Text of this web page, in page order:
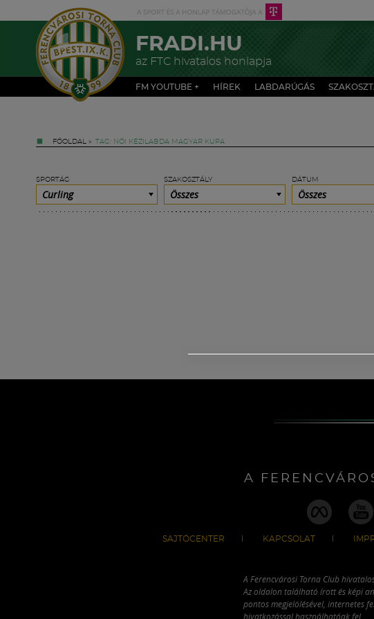
FRADI.HU
az FTC hivatalos honlapja
FM YOUTUBE + HÍREK LABDARÚGÁS
FŐOLDAL » TAG: NŐI KÉZILABDA MAGYAR KUPA
SPORTÁG
Curling
SZAKOSZTÁLY
Összes
DÁTUM
Összes
A
SAJTÓCENTER KAPCSOLAT
A Ferencvárosi Torna Club
Az oldalon található írott és képi
pontos megjelölésével, internetes
hivatkozással használhatóak fel.